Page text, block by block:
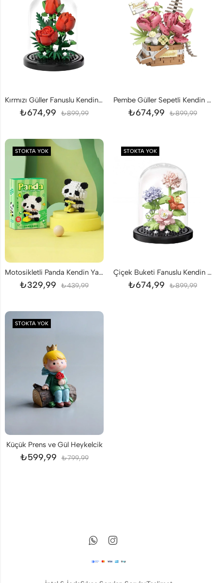
Kırmızı Güller Fanuslu Kendin Yap DIY
₺674,99 ₺899,99
Pembe Güller Sepetli Kendin Yap DIY 395 Parça
₺674,99 ₺899,99
STOKTA YOK
Motosikletli Panda Kendin Yap DIY 172 Parça
₺329,99 ₺439,99
STOKTA YOK
Çiçek Buketi Fanuslu Kendin Yap DIY
₺674,99 ₺899,99
STOKTA YOK
Küçük Prens ve Gül Heykelcik
₺599,99 ₺799,99